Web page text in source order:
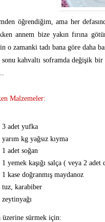
öğrendiğim, ama her
annem bize yakın fırına
o zamanki tadı bana göre daha
kahvaltı soframda değişik
Malzemeler:
3 adet yufka
yarım kg yağsız kıyma
1 adet soğan
1 yemek kaşığı salça ( veya 2 adet
1 kase doğranmış maydanoz
tuz, karabiber
zeytinyağı
üzerine sürmek için: